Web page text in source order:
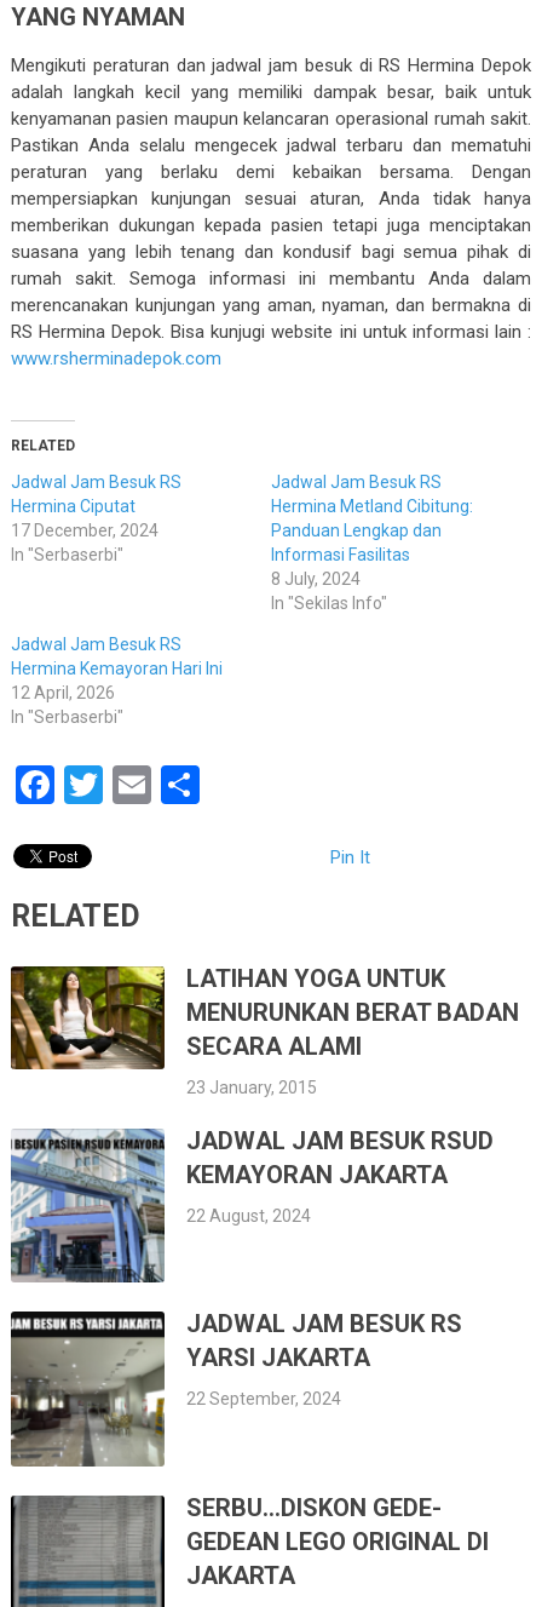
YANG NYAMAN
Mengikuti peraturan dan jadwal jam besuk di RS Hermina Depok
adalah langkah kecil yang memiliki dampak besar, baik untuk
kenyamanan pasien maupun kelancaran operasional rumah sakit.
Pastikan Anda selalu mengecek jadwal terbaru dan mematuhi
peraturan yang berlaku demi kebaikan bersama. Dengan
mempersiapkan kunjungan sesuai aturan, Anda tidak hanya
memberikan dukungan kepada pasien tetapi juga menciptakan
suasana yang lebih tenang dan kondusif bagi semua pihak di
rumah sakit. Semoga informasi ini membantu Anda dalam
merencanakan kunjungan yang aman, nyaman, dan bermakna di
RS Hermina Depok. Bisa kunjugi website ini untuk informasi lain :
www.rsherminadepok.com
RELATED
Jadwal Jam Besuk RS
Hermina Ciputat
17 December, 2024
In "Serbaserbi"
Jadwal Jam Besuk RS
Hermina Metland Cibitung:
Panduan Lengkap dan
Informasi Fasilitas
8 July, 2024
In "Sekilas Info"
Jadwal Jam Besuk RS
Hermina Kemayoran Hari Ini
12 April, 2026
In "Serbaserbi"
Facebook
Twitter
EmailShare
Pin It
RELATED
LATIHAN YOGA UNTUK
MENURUNKAN BERAT BADAN
SECARA ALAMI
23 January, 2015
JADWAL JAM BESUK RSUD
KEMAYORAN JAKARTA
22 August, 2024
JADWAL JAM BESUK RS
YARSI JAKARTA
22 September, 2024
SERBU…DISKON GEDE-
GEDEAN LEGO ORIGINAL DI
JAKARTA